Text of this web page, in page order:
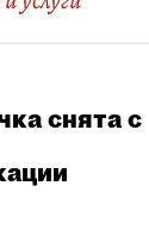
снята с